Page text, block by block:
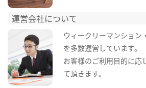
運営会社について
ウィークリーマンション
を多数運営しています。
お客様のご利用目的に応
て頂きます。